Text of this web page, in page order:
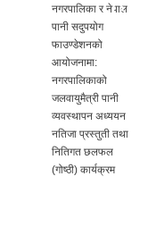
नगरपालिका र नेपाल
पानी सदुपयोग
फाउण्डेशनको
आयोजनामा:
नगरपालिकाको
जलवायुमैत्री पानी
व्यवस्थापन अध्ययन
नतिजा प्रस्तुती तथा
नितिगत छलफल
(गोष्ठी) कार्यक्रम